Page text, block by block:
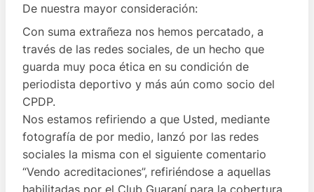
De nuestra mayor consideración:
Con suma extrañeza nos hemos percatado, a
través de las redes sociales, de un hecho que
guarda muy poca ética en su condición de
periodista deportivo y más aún como socio del
CPDP.
Nos estamos refiriendo a que Usted, mediante
fotografía de por medio, lanzó por las redes
sociales la misma con el siguiente comentario
“Vendo acreditaciones”, refiriéndose a aquellas
habilitadas por el Club Guaraní para la cobertura